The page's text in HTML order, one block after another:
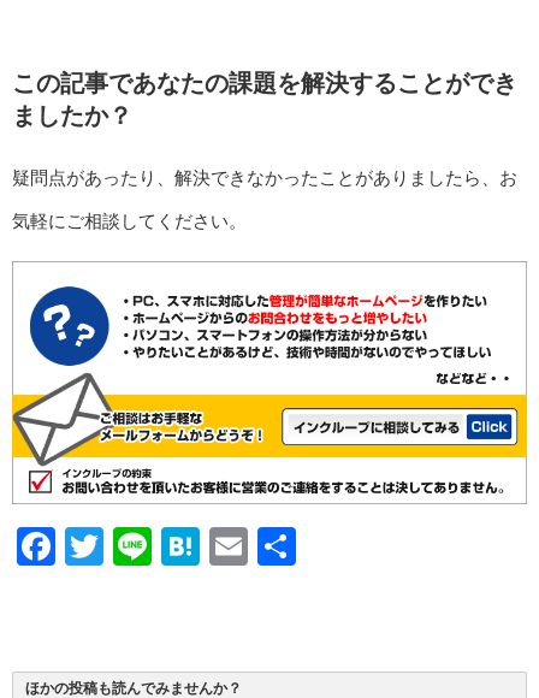
この記事であなたの課題を解決することができ
ましたか？
疑問点があったり、解決できなかったことがありましたら、お
気軽にご相談してください。
Facebook
Twitter
LineHatena
Email
ほかの投稿も読んでみませんか？